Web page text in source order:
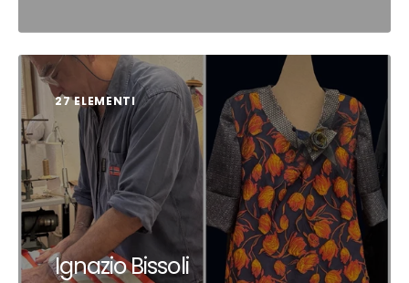
27 ELEMENTI
Ignazio Bissoli